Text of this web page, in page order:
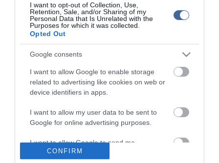
I want to opt-out of Collection, Use,
Retention, Sale, and/or Sharing of my
Personal Data that Is Unrelated with the
Purposes for which it was collected.
Opted Out
Google consents
I want to allow Google to enable storage
related to advertising like cookies on web or
device identifiers in apps.
I want to allow my user data to be sent to
Google for online advertising purposes.
I want to allow Google to send me
personalized advertising.
CONFIRM
Szlovjanszk városát és környékét, négy ember sebesült meg.
Az ukrán vezérkar arról számolt be, hogy csütörtökre virradóan az
ukrán erők csapást mértek több fontos, az agressziót segítő
célpontra. A közlés szerint támadást hajtottak végre az
ellen. "Ez az olajfinomító, amelynek fő termékei a benzin és a
dízel üzemanyag, az orosz megszálló hadsereg ellátásában vesz
részt. Az éves feldolgozási kapacitása 6,25 millió tonna olaj. A
létesítmény területén nagy kiterjedésű tűz keletkezett" - emelte ki
az ukrán hadsereg vezetése.
Csapást mértek a szamarszki területen található kujbisevi
olajfinomítóra is, amely benzint, dízelt, oldószereket és több mint
millió tonna olaj. A finomító területén robbanások voltak és tüzek
keletkeztek" - közölte a vezérkar. Hozzátette, hogy ukrán
egységek csapást mértek több oroszországi, illetve megszállt